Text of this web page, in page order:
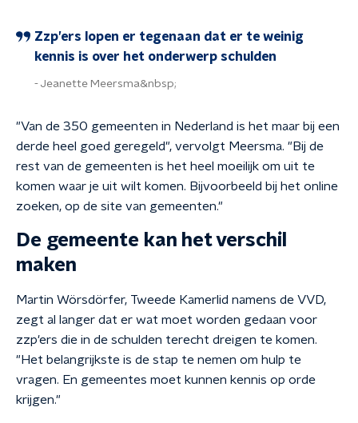
Zzp’ers lopen er tegenaan dat er te weinig
kennis is over het onderwerp schulden
Jeanette Meersma&nbsp;
"Van de 350 gemeenten in Nederland is het maar bij een
derde heel goed geregeld", vervolgt Meersma. "Bij de
rest van de gemeenten is het heel moeilijk om uit te
komen waar je uit wilt komen. Bijvoorbeeld bij het online
zoeken, op de site van gemeenten."
De gemeente kan het verschil
maken
Martin Wörsdörfer, Tweede Kamerlid namens de VVD,
zegt al langer dat er wat moet worden gedaan voor
zzp'ers die in de schulden terecht dreigen te komen.
"Het belangrijkste is de stap te nemen om hulp te
vragen. En gemeentes moet kunnen kennis op orde
krijgen."